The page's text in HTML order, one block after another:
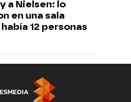
a Nielsen: lo
en una sala
12 personas